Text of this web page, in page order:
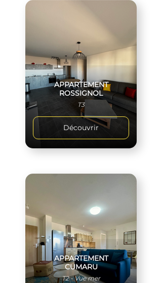
APPARTEMENT
ROSSIGNOL
T3
Découvrir
APPARTEMENT
CUMARU
T2 - Vue mer